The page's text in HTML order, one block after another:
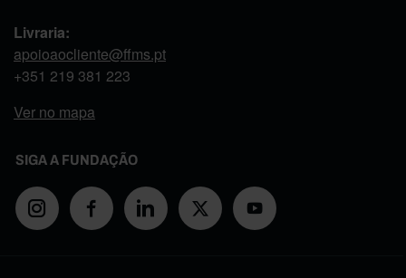
Livraria:
apoioaocliente@ffms.pt
+351 219 381 223
Ver no mapa
SIGA A FUNDAÇÃO